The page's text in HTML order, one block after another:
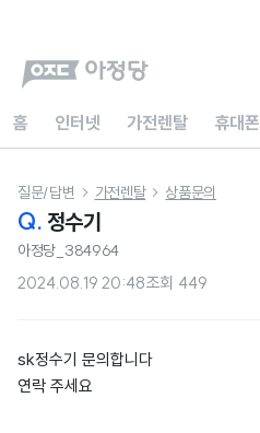
홈 인터넷 가전렌탈 휴대폰
질문/답변  가전렌탈  상품문의
Q. 정수기
아정당_384964
2024.08.19 20:48조회 449
sk정수기 문의합니다
연락 주세요